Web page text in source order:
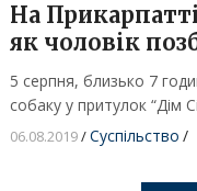
На
як чоловік
5 серпня, близько 7
собаку у притулок “Дім
06.08.2019/Суспільство /